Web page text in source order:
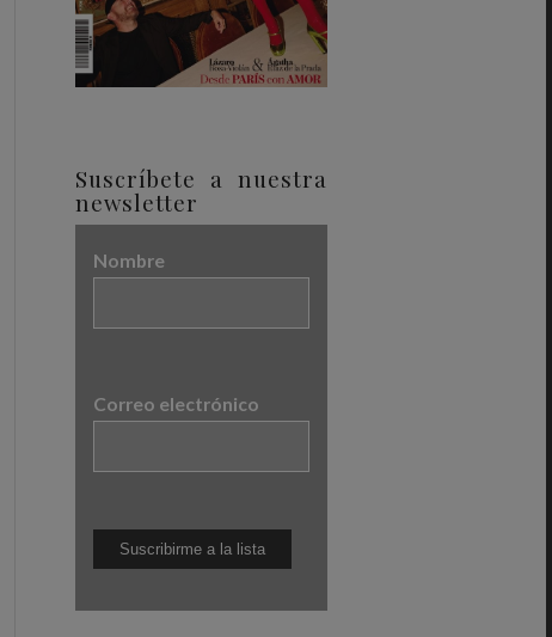
Suscríbete a nuestra
newsletter
Nombre
Correo electrónico